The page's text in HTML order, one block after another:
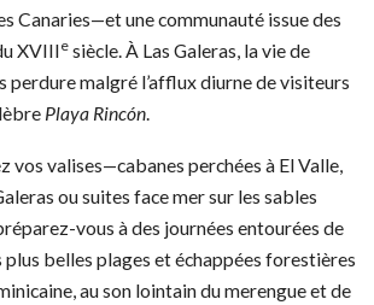
Canaries—et une communauté issue des
XVIIIe siècle. À Las Galeras, la vie de
perdure malgré l’afflux diurne de visiteurs
Playa Rincón.
vos valises—cabanes perchées à El Valle,
ou suites face mer sur les sables
vous à des journées entourées de
plus belles plages et échappées forestières
au son lointain du merengue et de